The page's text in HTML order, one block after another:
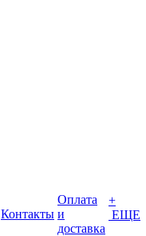
Контакты
Оплата
и
доставка
+
ЕЩЕ